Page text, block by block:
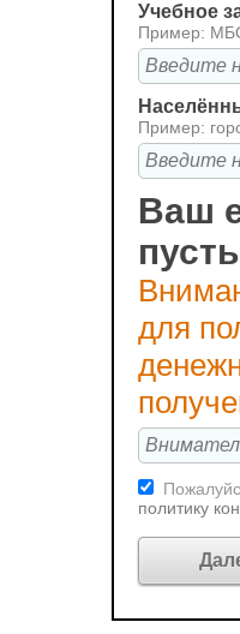
Учебное
Пример:
Пример:
Ваш
для
политику